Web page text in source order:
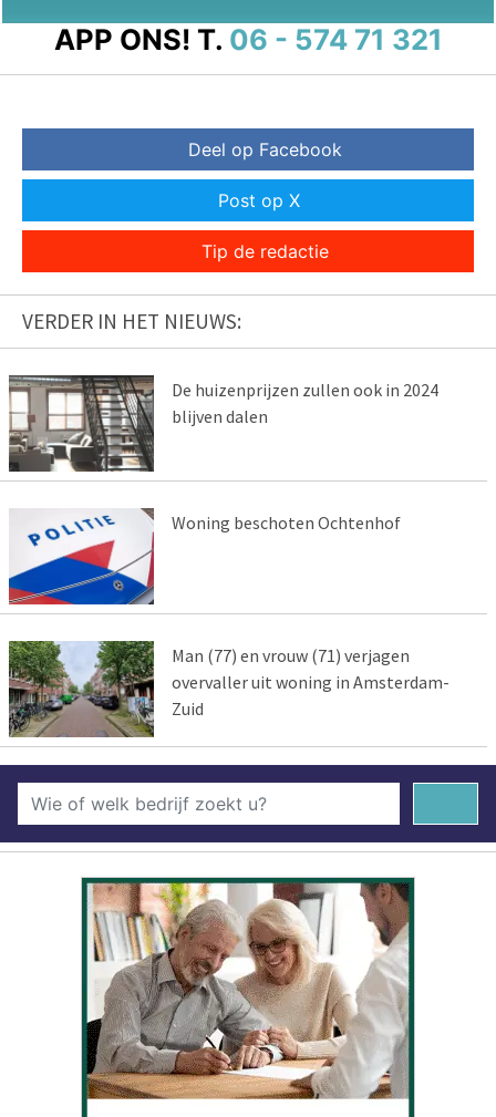
APP ONS! T. 06 - 574 71 321
Deel op Facebook
Post op X
Tip de redactie
VERDER IN HET NIEUWS:
De huizenprijzen zullen ook in 2024
blijven dalen
Woning beschoten Ochtenhof
Man (77) en vrouw (71) verjagen
overvaller uit woning in Amsterdam-
Zuid